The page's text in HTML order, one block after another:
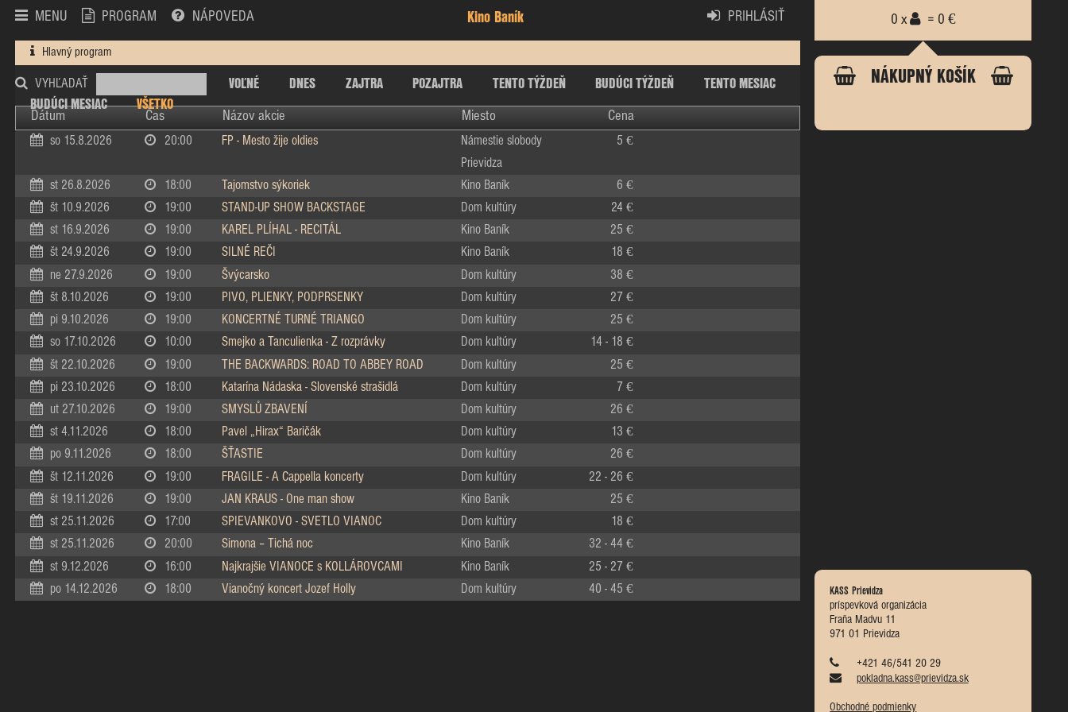
MENU PROGRAM NÁPOVEDA Kino Baník PRIHLÁSIŤ
Hlavný program
VYHĽADAŤ VOĽNÉ DNES ZAJTRA POZAJTRA TENTO TÝŽDEŇ BUDÚCI TÝŽDEŇ
TENTO MESIAC
BUDÚCI MESIAC
VŠETKO
Dátum Čas Názov akcie Miesto Cena
0 x = 0 €
NÁKUPNÝ KOŠÍK
KASS Prievidza
príspevková organizácia
Fraňa Madvu 11
971 01 Prievidza
+421 46/541 20 29
pokladna.kass@prievidza.sk
Obchodné podmienky
so 15.8.2026 20:00 FP - Mesto žije oldies
Námestie slobody
Prievidza
5 €
st 26.8.2026 18:00 Tajomstvo sýkoriek Kino Baník 6 €
št 10.9.2026 19:00 STAND-UP SHOW BACKSTAGE Dom kultúry 24 €
st 16.9.2026 19:00 KAREL PLÍHAL - RECITÁL Kino Baník 25 €
št 24.9.2026 19:00 SILNÉ REČI Kino Baník 18 €
ne 27.9.2026 19:00 Švýcarsko Dom kultúry 38 €
št 8.10.2026 19:00 PIVO, PLIENKY, PODPRSENKY Dom kultúry 27 €
pi 9.10.2026 19:00 KONCERTNÉ TURNÉ TRIANGO Dom kultúry 25 €
so 17.10.2026 10:00 Smejko a Tanculienka - Z rozprávky Dom kultúry 14 - 18 €
št 22.10.2026 19:00 THE BACKWARDS: ROAD TO ABBEY ROAD Dom kultúry 25 €
pi 23.10.2026 18:00 Katarína Nádaska - Slovenské strašidlá Dom kultúry 7 €
ut 27.10.2026 19:00 SMYSLŮ ZBAVENÍ Dom kultúry 26 €
st 4.11.2026 18:00 Pavel „Hirax“ Baričák Dom kultúry 13 €
po 9.11.2026 18:00 ŠŤASTIE Dom kultúry 26 €
št 12.11.2026 19:00 FRAGILE - A Cappella koncerty Dom kultúry 22 - 26 €
št 19.11.2026 19:00 JAN KRAUS - One man show Kino Baník 25 €
st 25.11.2026 17:00 SPIEVANKOVO - SVETLO VIANOC Dom kultúry 18 €
st 25.11.2026 20:00 Simona – Tichá noc Kino Baník 32 - 44 €
st 9.12.2026 16:00 Najkrajšie VIANOCE s KOLLÁROVCAMI Kino Baník 25 - 27 €
po 14.12.2026 18:00 Vianočný koncert Jozef Holly Dom kultúry 40 - 45 €